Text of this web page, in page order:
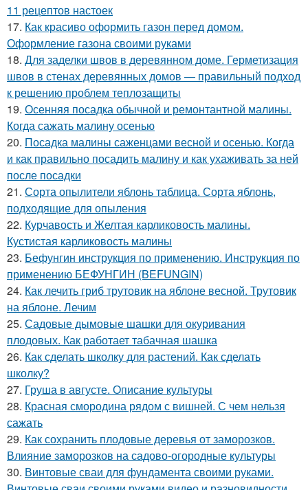
11 рецептов настоек
17. Как красиво оформить газон перед домом.
Оформление газона своими руками
18. Для заделки швов в деревянном доме. Герметизация
швов в стенах деревянных домов — правильный подход
к решению проблем теплозащиты
19. Осенняя посадка обычной и ремонтантной малины.
Когда сажать малину осенью
20. Посадка малины саженцами весной и осенью. Когда
и как правильно посадить малину и как ухаживать за ней
после посадки
21. Сорта опылители яблонь таблица. Сорта яблонь,
подходящие для опыления
22. Курчавость и Желтая карликовость малины.
Кустистая карликовость малины
23. Бефунгин инструкция по применению. Инструкция по
применению БЕФУНГИН (BEFUNGIN)
24. Как лечить гриб трутовик на яблоне весной. Трутовик
на яблоне. Лечим
25. Садовые дымовые шашки для окуривания
плодовых. Как работает табачная шашка
26. Как сделать школку для растений. Как сделать
школку?
27. Груша в августе. Описание культуры
28. Красная смородина рядом с вишней. С чем нельзя
сажать
29. Как сохранить плодовые деревья от заморозков.
Влияние заморозков на садово-огородные культуры
30. Винтовые сваи для фундамента своими руками.